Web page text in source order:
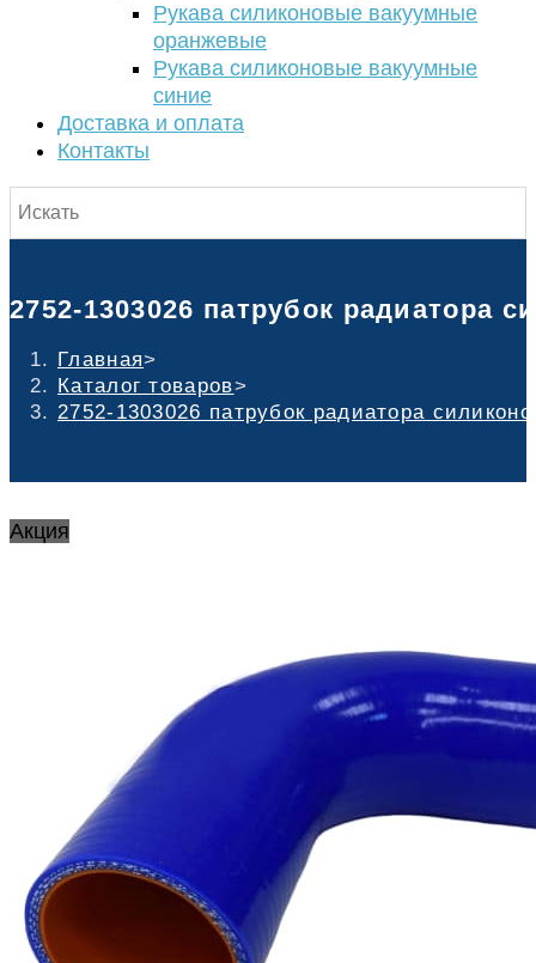
Рукава силиконовые вакуумные
оранжевые
Рукава силиконовые вакуумные
синие
Доставка и оплата
Контакты
2752-1303026 патрубок радиатора
Главная>
Каталог товаров>
2752-1303026 патрубок радиатора
Акция